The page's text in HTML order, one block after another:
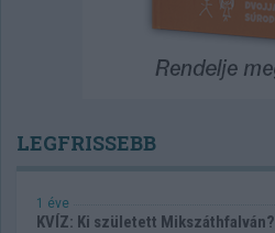
LEGFRISSEBB
1 éve
KVÍZ: Ki született Mikszáthfalván?